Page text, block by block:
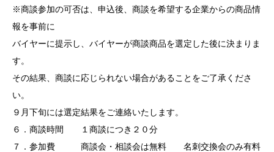
※商談参加の可否は、申込後、商談を希望する企業からの商品情
報を事前に
バイヤーに提示し、バイヤーが商談商品を選定した後に決まりま
す。
その結果、商談に応じられない場合があることをご了承くださ
い。
９月下旬には選定結果をご連絡いたします。
６．商談時間 １商談につき２０分
７．参加費 商談会・相談会は無料 名刺交換会のみ有料